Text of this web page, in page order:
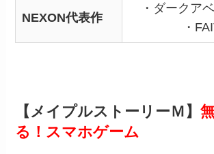
NEXON代表作
・ダークア
・
【メイプルストーリーＭ】
る！スマホゲーム